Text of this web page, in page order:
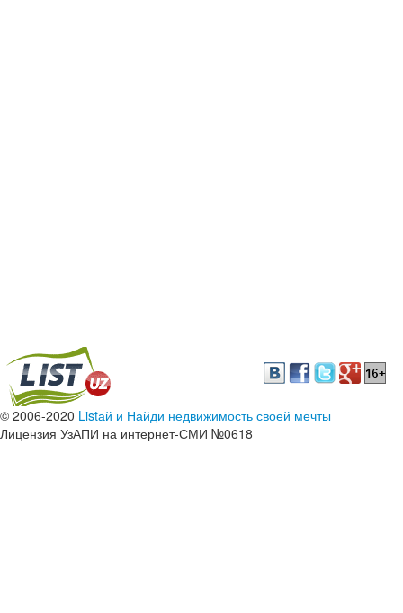
© 2006-2020 Listай и Найди недвижимость своей мечты
Лицензия УзАПИ на интернет-СМИ №0618